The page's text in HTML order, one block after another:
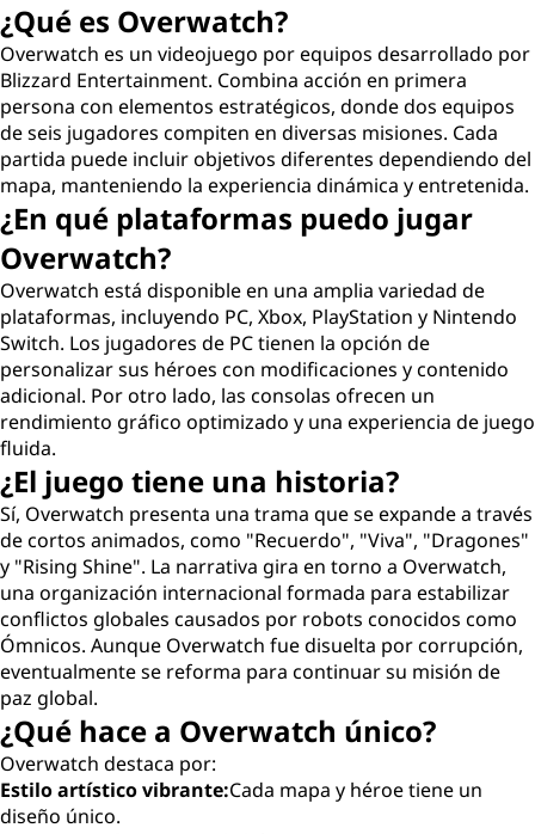
¿Qué es Overwatch?
Overwatch es un videojuego por equipos desarrollado por
Blizzard Entertainment. Combina acción en primera
persona con elementos estratégicos, donde dos equipos
de seis jugadores compiten en diversas misiones. Cada
partida puede incluir objetivos diferentes dependiendo del
mapa, manteniendo la experiencia dinámica y entretenida.
¿En qué plataformas puedo jugar
Overwatch?
Overwatch está disponible en una amplia variedad de
plataformas, incluyendo PC, Xbox, PlayStation y Nintendo
Switch. Los jugadores de PC tienen la opción de
personalizar sus héroes con modificaciones y contenido
adicional. Por otro lado, las consolas ofrecen un
rendimiento gráfico optimizado y una experiencia de juego
fluida.
¿El juego tiene una historia?
Sí, Overwatch presenta una trama que se expande a través
de cortos animados, como "Recuerdo", "Viva", "Dragones"
y "Rising Shine". La narrativa gira en torno a Overwatch,
una organización internacional formada para estabilizar
conflictos globales causados por robots conocidos como
Ómnicos. Aunque Overwatch fue disuelta por corrupción,
eventualmente se reforma para continuar su misión de
paz global.
¿Qué hace a Overwatch único?
Overwatch destaca por:
Estilo artístico vibrante:Cada mapa y héroe tiene un
diseño único.